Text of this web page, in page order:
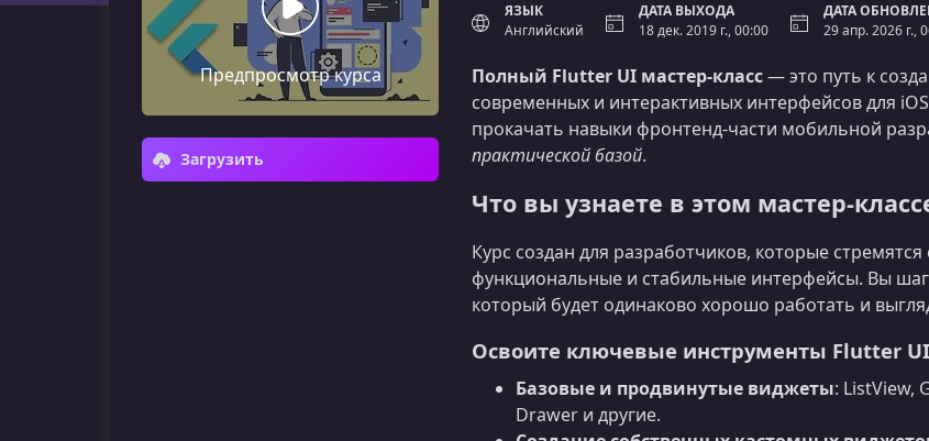
Предпросмотр курса
Загрузить
ЯЗЫК
Английский
ДАТА ВЫХОДА
18 дек. 2019 г., 00:00
ДАТА
29 апр. 2026 г.,
Полный Flutter UI мастер-класс— это путь к
современных и интерактивных интерфейсов для
прокачать навыки фронтенд‑части мобильной
практической базой.
Что вы узнаете в этом
Курс создан для разработчиков, которые
функциональные и стабильные интерфейсы. Вы
который будет одинаково хорошо работать и
Освоите ключевые инструменты Flutter UI
Базовые и продвинутые виджеты: ListView,
Drawer и другие.